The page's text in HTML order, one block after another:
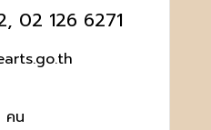
02 126 6271
คน